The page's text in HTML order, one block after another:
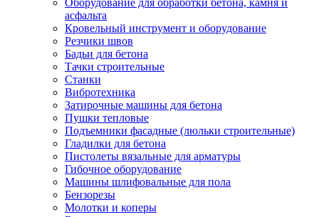
Оборудование для обработки бетона, камня и
асфальта
Кровельный инструмент и оборудование
Резчики швов
Бадьи для бетона
Тачки строительные
Станки
Вибротехника
Затирочные машины для бетона
Пушки тепловые
Подъемники фасадные (люльки строительные)
Гладилки для бетона
Пистолеты вязальные для арматуры
Гибочное оборудование
Машины шлифовальные для пола
Бензорезы
Молотки и коперы